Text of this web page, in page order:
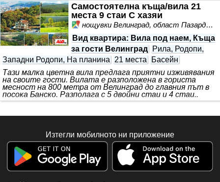
Самостоятелна къща/вила 21
места 9 стаи С хазяи
нощувки Велинград, област Пазарджик
Вид квартира: Вила под наем, Къща
за гости Велинград
Рила, Родопи,
Западни Родопи, На планина
21 места
Басейн
Тази малка цветна вила предлага приятни изживявания
на своите гости. Вилата е разположена в гориста
месност на 800 метра от Велинград до главния път в
посока Банско. Разполага с 5 двойни стаи и 4 стаи..
Изтегли мобилното ни приложение